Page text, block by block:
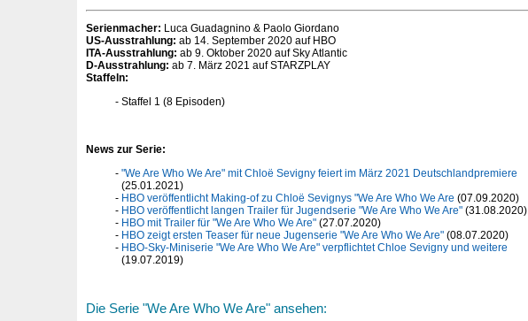
Serienmacher: Luca Guadagnino & Paolo Giordano
US-Ausstrahlung: ab 14. September 2020 auf HBO
ITA-Ausstrahlung: ab 9. Oktober 2020 auf Sky Atlantic
D-Ausstrahlung: ab 7. März 2021 auf STARZPLAY
Staffeln:
Staffel 1 (8 Episoden)
News zur Serie:
"We Are Who We Are" mit Chloë Sevigny feiert im März 2021 Deutschlandpremiere
(25.01.2021)
HBO veröffentlicht Making-of zu Chloë Sevignys "We Are Who We Are (07.09.2020)
HBO veröffentlicht langen Trailer für Jugendserie "We Are Who We Are" (31.08.2020)
HBO mit Trailer für "We Are Who We Are" (27.07.2020)
HBO zeigt ersten Teaser für neue Jugenserie "We Are Who We Are" (08.07.2020)
HBO-Sky-Miniserie "We Are Who We Are" verpflichtet Chloe Sevigny und weitere
(19.07.2019)
Die Serie "We Are Who We Are" ansehen: